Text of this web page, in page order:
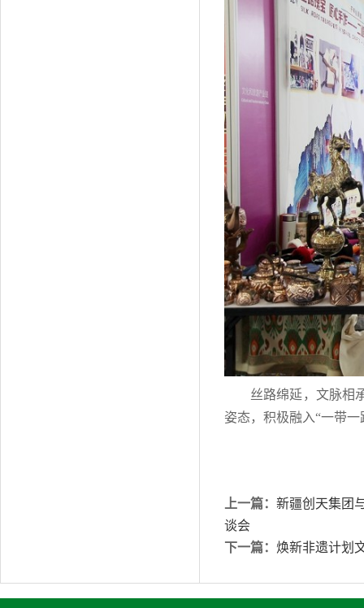
丝路绵延，文脉相
姿态，积极融入“一带
上一篇： 新疆创天集团
谈会
下一篇： 焕新非遗计划